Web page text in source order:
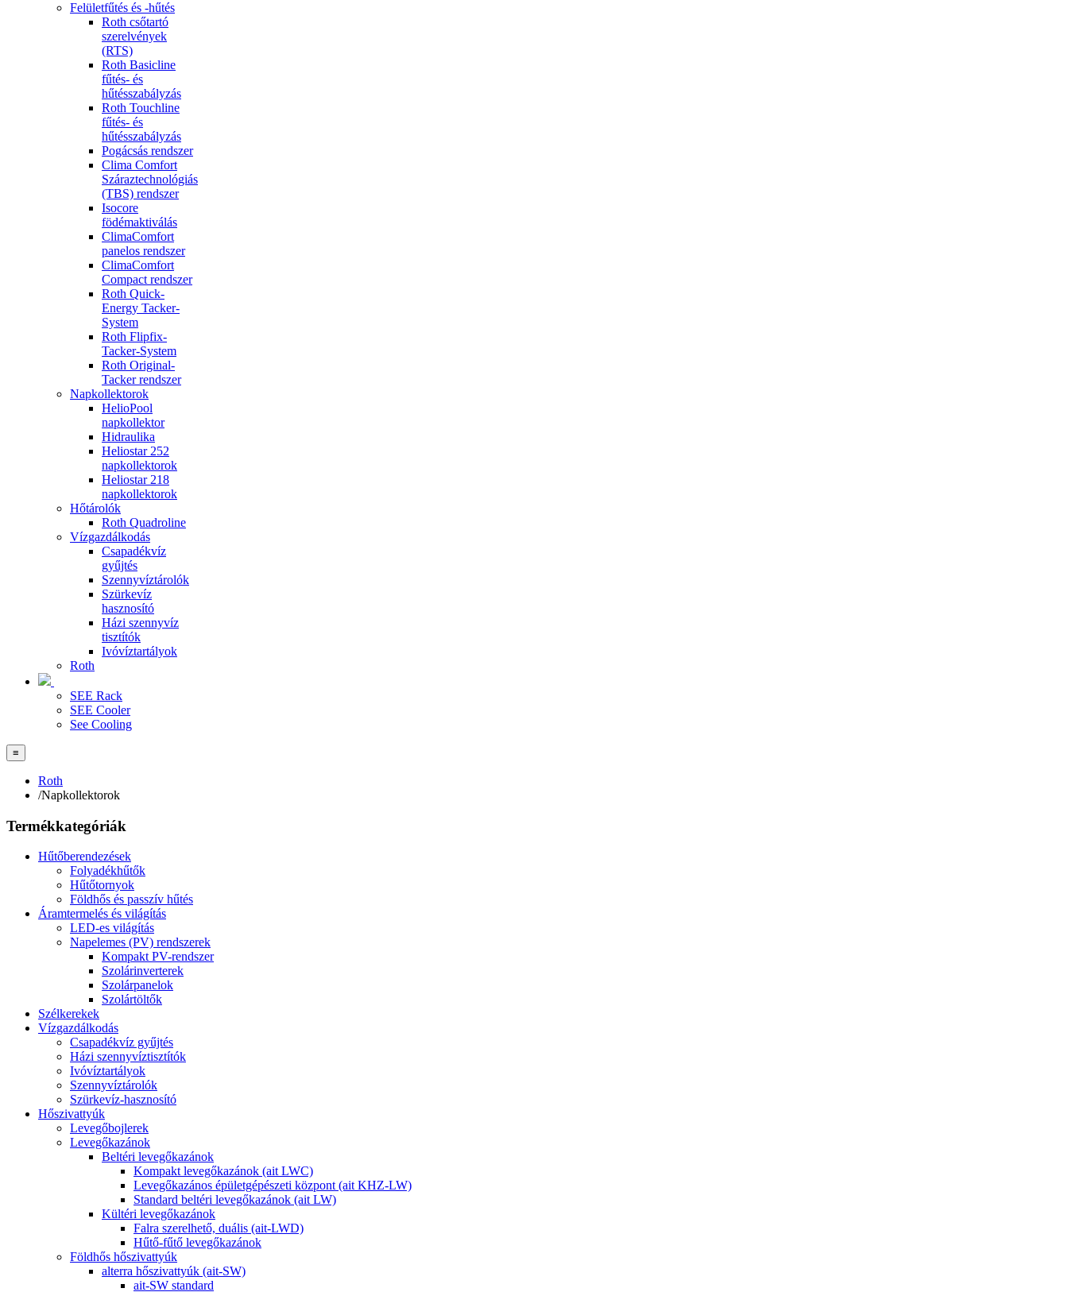
Felületfűtés és -hűtés
Roth csőtartó
szerelvények
(RTS)
Roth Basicline
fűtés- és
hűtésszabályzás
Roth Touchline
fűtés- és
hűtésszabályzás
Pogácsás rendszer
Clima Comfort
Száraztechnológiás
(TBS) rendszer
Isocore
födémaktiválás
ClimaComfort
panelos rendszer
ClimaComfort
Compact rendszer
Roth Quick-
Energy Tacker-
System
Roth Flipfix-
Tacker-System
Roth Original-
Tacker rendszer
Napkollektorok
HelioPool
napkollektor
Hidraulika
Heliostar 252
napkollektorok
Heliostar 218
napkollektorok
Hőtárolók
Roth Quadroline
Vízgazdálkodás
Csapadékvíz
gyűjtés
Szennyvíztárolók
Szürkevíz
hasznosító
Házi szennyvíz
tisztítók
Ivóvíztartályok
Roth
SEE Rack
SEE Cooler
See Cooling
≡
Roth
/Napkollektorok
Termékkategóriák
Hűtőberendezések
Folyadékhűtők
Hűtőtornyok
Földhős és passzív hűtés
Áramtermelés és világítás
LED-es világítás
Napelemes (PV) rendszerek
Kompakt PV-rendszer
Szolárinverterek
Szolárpanelok
Szolártöltők
Szélkerekek
Vízgazdálkodás
Csapadékvíz gyűjtés
Házi szennyvíztisztítók
Ivóvíztartályok
Szennyvíztárolók
Szürkevíz-hasznosító
Hőszivattyúk
Levegőbojlerek
Levegőkazánok
Beltéri levegőkazánok
Kompakt levegőkazánok (ait LWC)
Levegőkazános épületgépészeti központ (ait KHZ-LW)
Standard beltéri levegőkazánok (ait LW)
Kültéri levegőkazánok
Falra szerelhető, duális (ait-LWD)
Hűtő-fűtő levegőkazánok
Földhős hőszivattyúk
alterra hőszivattyúk (ait-SW)
ait-SW standard